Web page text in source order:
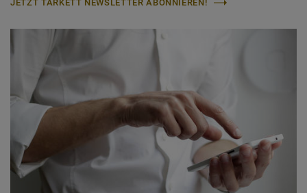
JETZT TARKETT NEWSLETTER ABONNIEREN!